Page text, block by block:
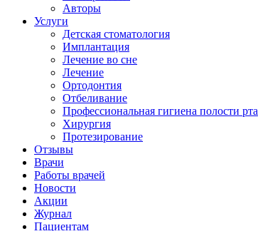
Авторы
Услуги
Детская стоматология
Имплантация
Лечение во сне
Лечение
Ортодонтия
Отбеливание
Профессиональная гигиена полости рта
Хирургия
Протезирование
Отзывы
Врачи
Работы врачей
Новости
Акции
Журнал
Пациентам